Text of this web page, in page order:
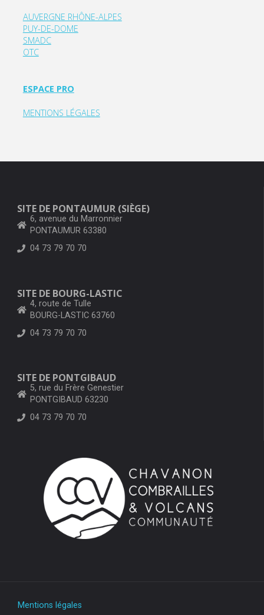
AUVERGNE RHÔNE-ALPES
PUY-DE-DOME
SMADC
OTC
ESPACE PRO
MENTIONS LÉGALES
SITE DE PONTAUMUR (SIÈGE)
6, avenue du Marronnier
PONTAUMUR 63380
04 73 79 70 70
SITE DE BOURG-LASTIC
4, route de Tulle
BOURG-LASTIC 63760
04 73 79 70 70
SITE DE PONTGIBAUD
5, rue du Frère Genestier
PONTGIBAUD 63230
04 73 79 70 70
Mentions légales